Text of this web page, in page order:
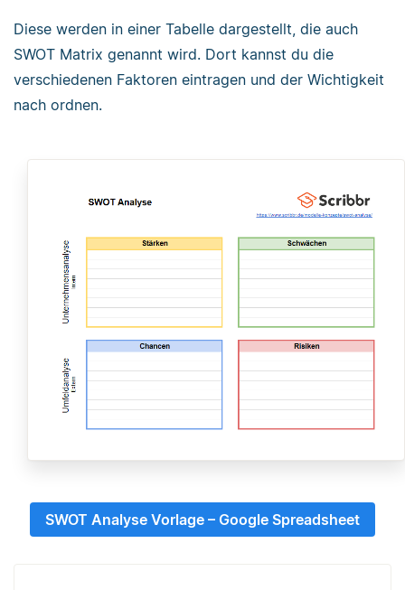
Diese werden in einer Tabelle dargestellt, die auch
SWOT Matrix genannt wird. Dort kannst du die
verschiedenen Faktoren eintragen und der Wichtigkeit
nach ordnen.
SWOT Analyse Vorlage – Google Spreadsheet